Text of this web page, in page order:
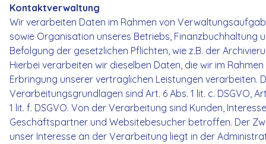
Kontaktverwaltung
Wir verarbeiten Daten im Rahmen von
sowie Organisation unseres Betriebs, Finanzbuchhaltung
Befolgung der gesetzlichen Pflichten, wie z.B. der
Hierbei verarbeiten wir dieselben Daten, die wir im
Erbringung unserer vertraglichen Leistungen verarbeiten.
Verarbeitungsgrundlagen sind Art. 6 Abs. 1 lit. c. DSGVO,
1 lit. f. DSGVO. Von der Verarbeitung sind Kunden,
Geschäftspartner und Websitebesucher betroffen. Der
unser Interesse an der Verarbeitung liegt in der